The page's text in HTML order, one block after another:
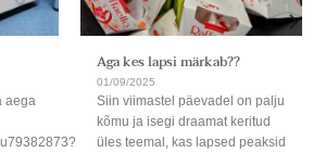
aega
Aga kes lapsi märkab??
01/09/2025
Siin viimastel päevadel on palju
kõmu ja isegi draamat keritud
üles teemal, kas lapsed peaksid